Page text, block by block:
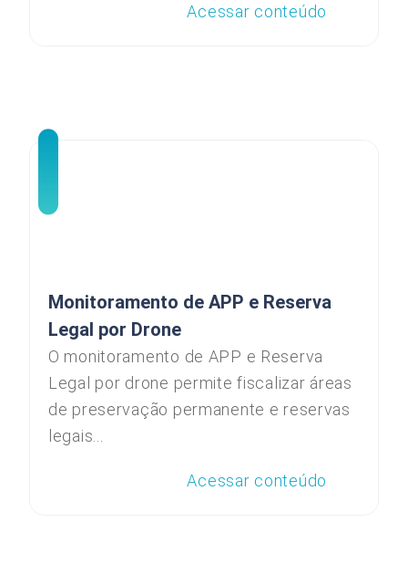
Acessar conteúdo
Monitoramento de APP e Reserva
Legal por Drone
O monitoramento de APP e Reserva
Legal por drone permite fiscalizar áreas
de preservação permanente e reservas
legais...
Acessar conteúdo